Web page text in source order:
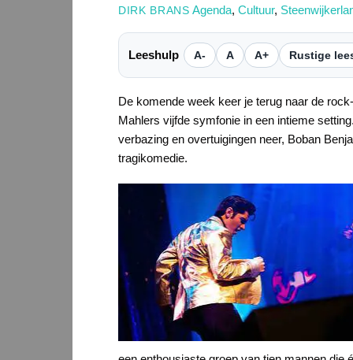
DIRK BRANS Agenda, Cultuur,
Leeshulp A- A A+ Rustige
De komende week keer je terug naar de
Mahlers vijfde symfonie in een intieme
verbazing en overtuigingen neer, Boban
tragikomedie.